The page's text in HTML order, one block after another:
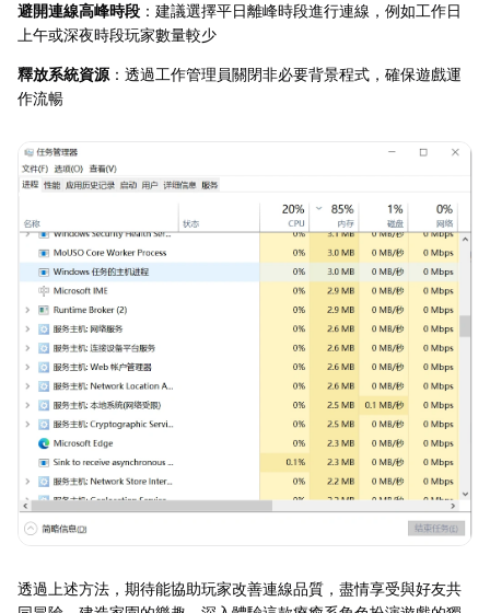
避開連線高峰時段 ：建議選擇平日離峰時段進行連線，例如工作日
上午或深夜時段玩家數量較少
釋放系統資源：透過工作管理員關閉非必要背景程式，確保遊戲運
作流暢
透過上述方法，期待能協助玩家改善連線品質，盡情享受與好友共